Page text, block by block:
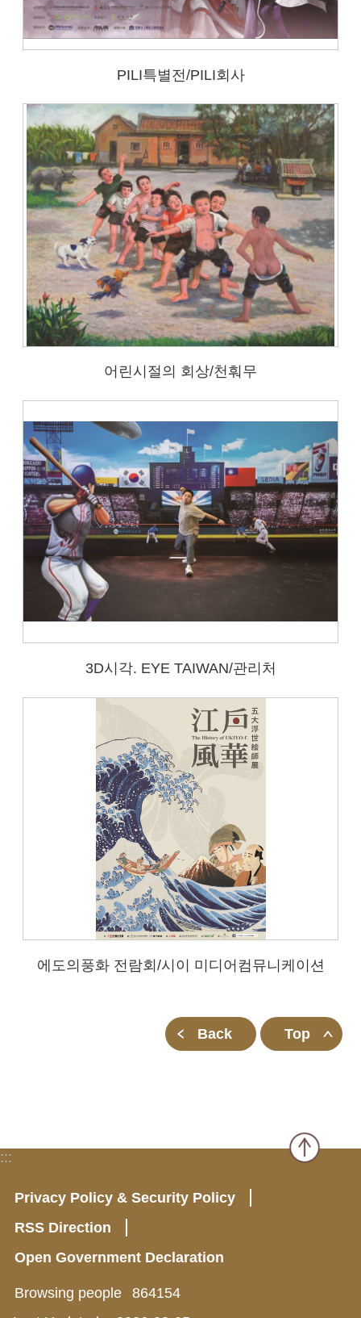
PILI특별전/PILI회사
어린시절의 회상/천훠무
3D시각. EYE TAIWAN/관리처
에도의풍화 전람회/시이 미디어컴뮤니케이션
Back Top
:::
Privacy Policy & Security Policy
RSS Direction
Open Government Declaration
Browsing people
864154